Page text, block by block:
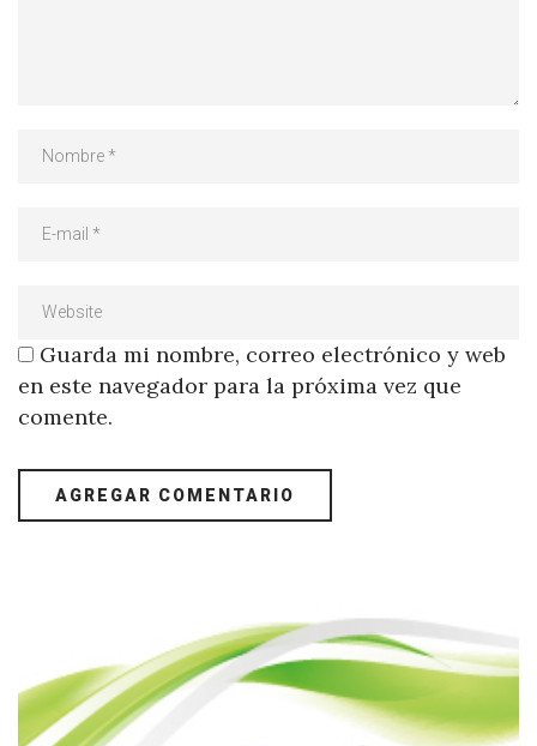
Guarda mi nombre, correo electrónico y web
en este navegador para la próxima vez que
comente.